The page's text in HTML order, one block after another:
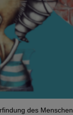
des Menschen